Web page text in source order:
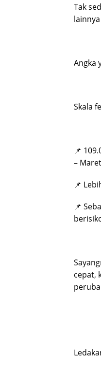
Tak
Angka
Skala
📌
–
📌
📌
cepat,